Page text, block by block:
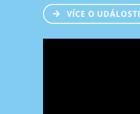
VÍCE O UDÁLOSTI